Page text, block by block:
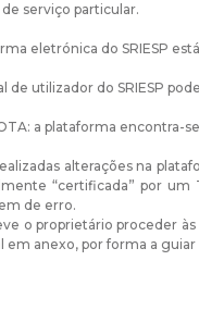
serviço particular.
eletrónica do SRIESP
de utilizador do SRIESP
a plataforma encontra-
alterações na
“certificada” por um
de erro.
o proprietário proceder às
em anexo, por forma a